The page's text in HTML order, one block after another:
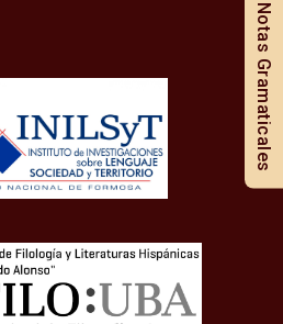
Notas Gramaticales